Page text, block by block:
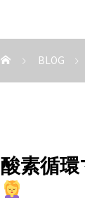
BLOG
酸素循